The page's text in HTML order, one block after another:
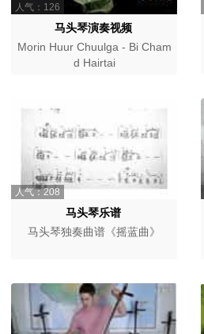
人气：126
马头琴演奏视频
Morin Huur Chuulga - Bi Cham
d Hairtai
人气：208
马头琴乐谱
马头琴独奏曲谱《摇蓝曲》